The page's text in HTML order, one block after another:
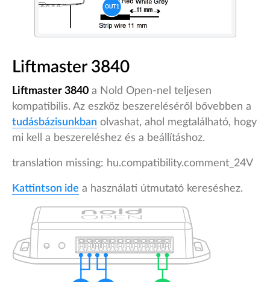
Liftmaster 3840
Liftmaster 3840 a Nold Open-nel teljesen
kompatibilis. Az eszköz beszereléséről bővebben a
tudásbázisunkban olvashat, ahol megtalálható, hogy
mi kell a beszereléshez és a beállításhoz.
translation missing: hu.compatibility.comment_24V
Kattintson ide a használati útmutató kereséshez.